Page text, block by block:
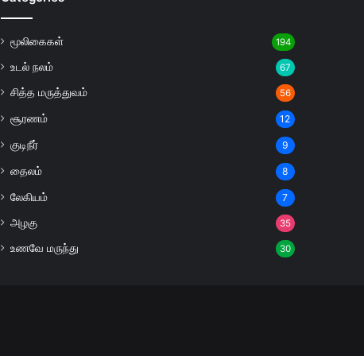
மூலிகைகள் 194
உடல் நலம் 67
சித்த மருத்துவம் 56
சூரணம் 12
குடிநீர் 9
தைலம் 8
லேகியம் 7
அழகு 35
உணவே மருந்து 30